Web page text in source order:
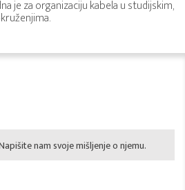
je za organizaciju kabela u studijskim,
nam svoje mišljenje o njemu.